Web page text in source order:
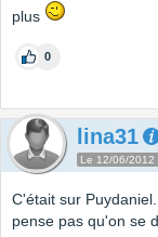
plus
0
lina31
Le 12/06/2012
C'était sur
pense pas qu'on se